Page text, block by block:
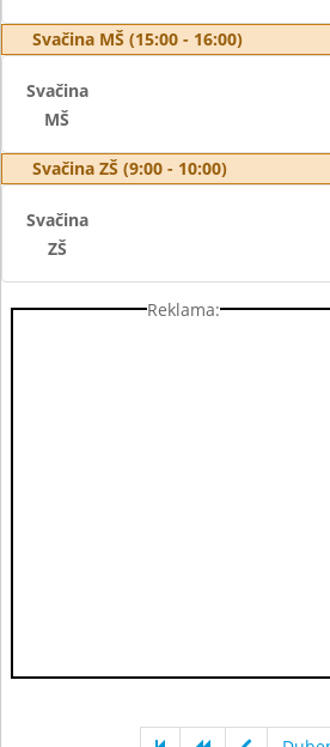
Svačina MŠ (15:00 - 16:00)
Svačina
MŠ
Svačina ZŠ (9:00 - 10:00)
Svačina
ZŠ
Reklama: